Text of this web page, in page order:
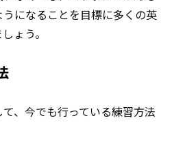
になることを目標に多くの英
ょう。
、今でも行っている練習方法